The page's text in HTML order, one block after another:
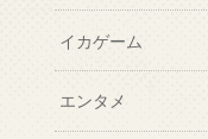
イカゲーム
エンタメ